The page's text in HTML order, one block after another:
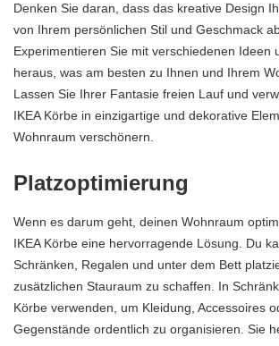
Denken Sie daran, dass das kreative Design
von Ihrem persönlichen Stil und Geschmack
Experimentieren Sie mit verschiedenen Ideen
heraus, was am besten zu Ihnen und Ihrem
Lassen Sie Ihrer Fantasie freien Lauf und
IKEA Körbe in einzigartige und dekorative
Wohnraum verschönern.
Platzoptimierung
Wenn es darum geht, deinen Wohnraum
IKEA Körbe eine hervorragende Lösung. Du
Schränken, Regalen und unter dem Bett
zusätzlichen Stauraum zu schaffen. In
Körbe verwenden, um Kleidung, Accessoires
Gegenstände ordentlich zu organisieren. Sie